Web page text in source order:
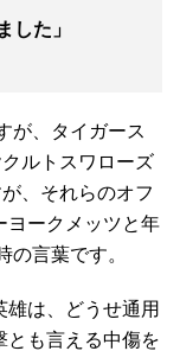
した」
が、タイガース
ルトスワローズ
、それらのオフ
ヨークメッツと年
言葉です。
雄は、どうせ通用
とも言える中傷を